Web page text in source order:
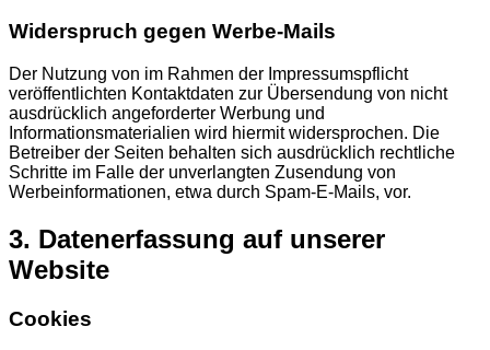
Widerspruch gegen Werbe-Mails
Der Nutzung von im Rahmen der Impressumspflicht
veröffentlichten Kontaktdaten zur Übersendung von nicht
ausdrücklich angeforderter Werbung und
Informationsmaterialien wird hiermit widersprochen. Die
Betreiber der Seiten behalten sich ausdrücklich rechtliche
Schritte im Falle der unverlangten Zusendung von
Werbeinformationen, etwa durch Spam-E-Mails, vor.
3. Datenerfassung auf unserer
Website
Cookies